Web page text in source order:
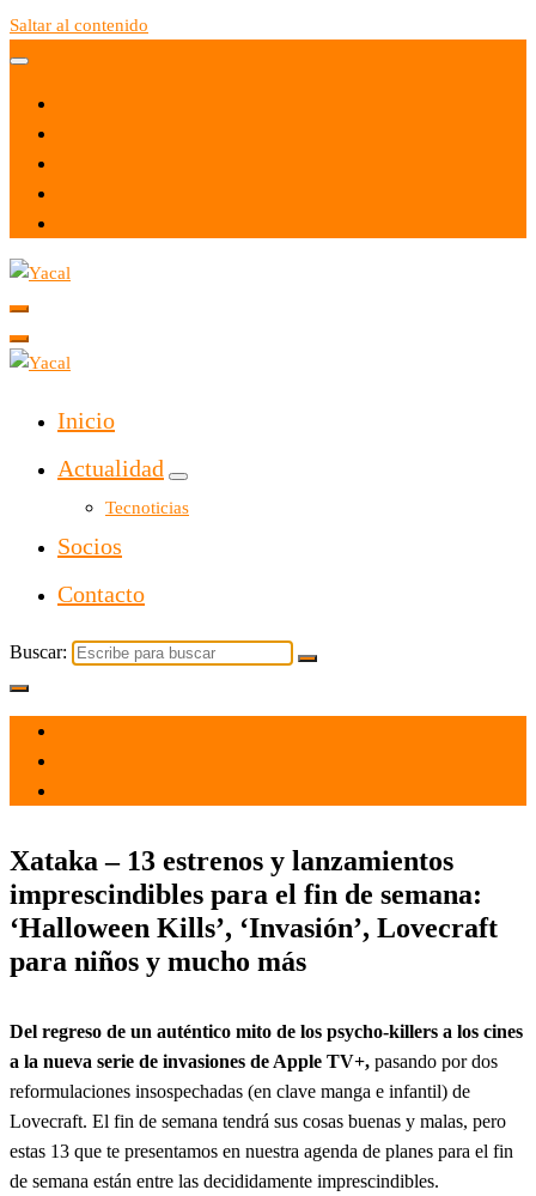
Saltar al contenido
Yacal micro hosting
Inicio
Actualidad
Tecnoticias
Socios
Contacto
Buscar:
Xataka – 13 estrenos y lanzamientos
imprescindibles para el fin de semana:
‘Halloween Kills’, ‘Invasión’, Lovecraft
para niños y mucho más
Del regreso de un auténtico mito de los psycho-killers a los cines
a la nueva serie de invasiones de Apple TV+, pasando por dos
reformulaciones insospechadas (en clave manga e infantil) de
Lovecraft. El fin de semana tendrá sus cosas buenas y malas, pero
estas 13 que te presentamos en nuestra agenda de planes para el fin
de semana están entre las decididamente imprescindibles.